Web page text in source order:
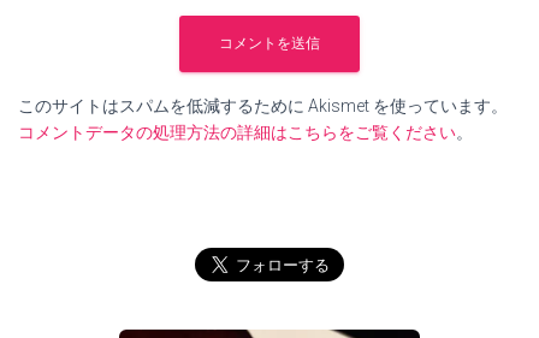
このサイトはスパムを低減するために Akismet を使っています。
コメントデータの処理方法の詳細はこちらをご覧ください。